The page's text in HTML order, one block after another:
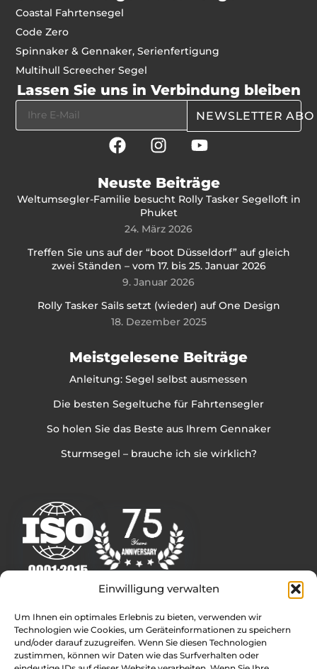
Einwilligung verwalten
Um Ihnen ein optimales Erlebnis zu bieten, verwenden wir
Technologien wie Cookies, um Geräteinformationen zu speichern
und/oder darauf zuzugreifen. Wenn Sie diesen Technologien
zustimmen, können wir Daten wie das Surfverhalten oder
Coastal Fahrtensegel
Code Zero
Spinnaker & Gennaker, Serienfertigung
Multihull Screecher Segel
Lassen Sie uns in Verbindung bleiben
NEWSLETTER ABO
Neuste Beiträge
Weltumsegler-Familie besucht Rolly Tasker Segelloft in
Phuket
24. März 2026
Treffen Sie uns auf der “boot Düsseldorf” auf gleich
zwei Ständen – vom 17. bis 25. Januar 2026
9. Januar 2026
Rolly Tasker Sails setzt (wieder) auf One Design
18. Dezember 2025
Meistgelesene Beiträge
Anleitung: Segel selbst ausmessen
Die besten Segeltuche für Fahrtensegler
So holen Sie das Beste aus Ihrem Gennaker
Sturmsegel – brauche ich sie wirklich?
Weitere Infos
Rolly Tasker Sails Deutschland – Internationale
Segelmacher